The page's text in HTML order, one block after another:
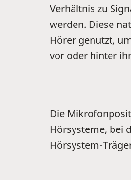
Verhältnis zu
werden. Diese
Hörer genutzt,
vor oder hinter
Die
Hörsysteme, bei
Hörsystem-